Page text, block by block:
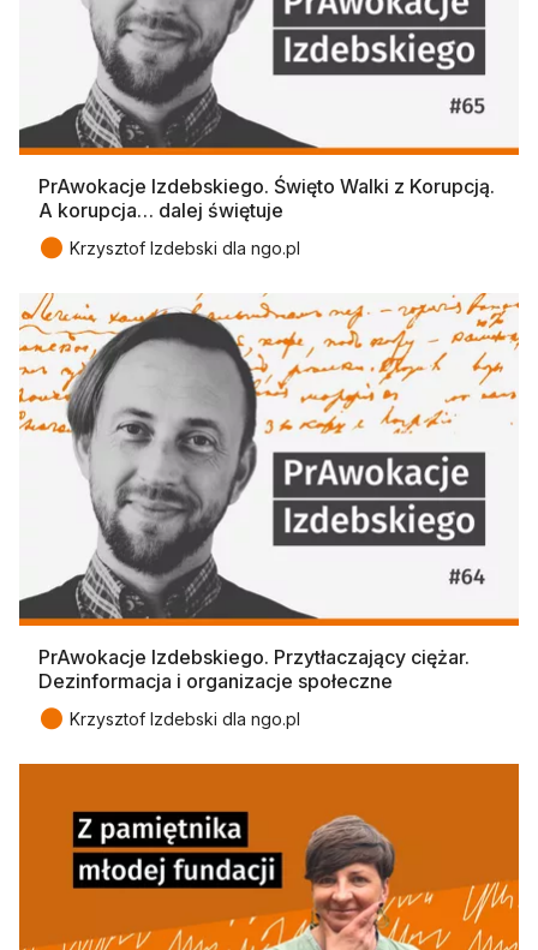
PrAwokacje Izdebskiego. Święto Walki z Korupcją.
A korupcja… dalej świętuje
● Krzysztof Izdebski dla ngo.pl
PrAwokacje Izdebskiego. Przytłaczający ciężar.
Dezinformacja i organizacje społeczne
● Krzysztof Izdebski dla ngo.pl